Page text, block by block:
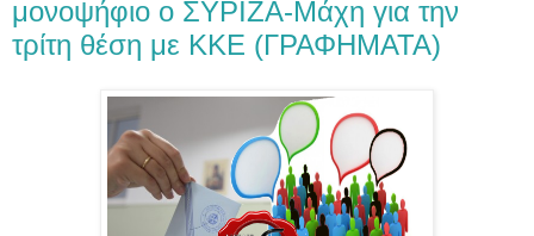
μονοψήφιο ο ΣΥΡΙΖΑ-Mάχη για την
τρίτη θέση με KKE (ΓΡΑΦΗΜΑΤΑ)